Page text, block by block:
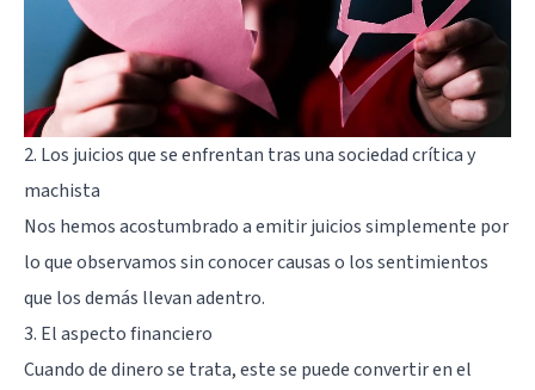
2. Los juicios que se enfrentan tras una sociedad crítica y
machista
Nos hemos acostumbrado a emitir juicios simplemente por
lo que observamos sin conocer causas o los sentimientos
que los demás llevan adentro.
3. El aspecto financiero
Cuando de dinero se trata, este se puede convertir en el